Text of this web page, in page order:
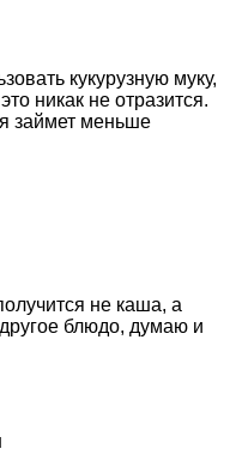
кукурузную муку,
никак не отразится.
займет меньше
не каша, а
блюдо, думаю и